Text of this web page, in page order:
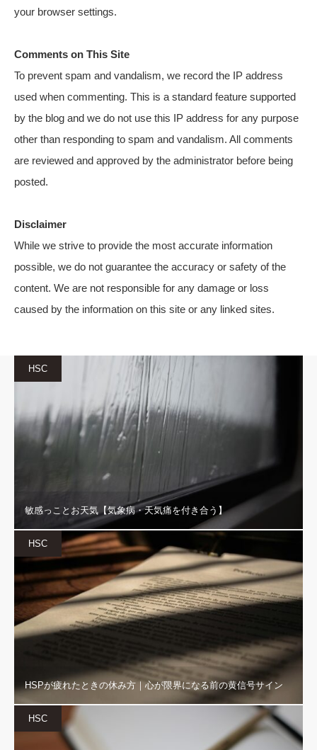
your browser settings.
Comments on This Site
To prevent spam and vandalism, we record the IP address
used when commenting. This is a standard feature supported
by the blog and we do not use this IP address for any purpose
other than responding to spam and vandalism. All comments
are reviewed and approved by the administrator before being
posted.
Disclaimer
While we strive to provide the most accurate information
possible, we do not guarantee the accuracy or safety of the
content. We are not responsible for any damage or loss
caused by the information on this site or any linked sites.
HSC
敏感っことお天気【気象病・天気痛を付き合う】
HSC
HSPが疲れたときの休み方｜心が限界になる前の黄信号サイン
HSC